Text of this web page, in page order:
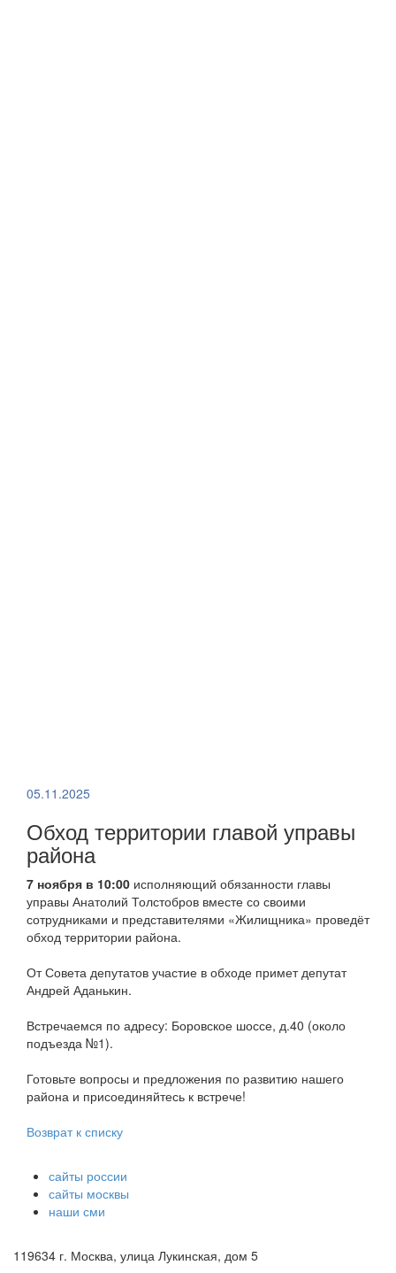
05.11.2025
Обход территории главой управы
района
7 ноября в 10:00 исполняющий обязанности главы
управы Анатолий Толстобров вместе со своими
сотрудниками и представителями «Жилищника» проведёт
обход территории района.
От Совета депутатов участие в обходе примет депутат
Андрей Аданькин.
Встречаемся по адресу: Боровское шоссе, д.40 (около
подъезда №1).
Готовьте вопросы и предложения по развитию нашего
района и присоединяйтесь к встрече!
Возврат к списку
сайты россии
сайты москвы
наши сми
119634 г. Москва, улица Лукинская, дом 5